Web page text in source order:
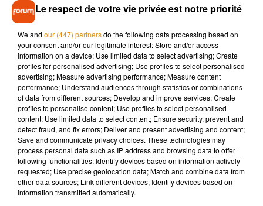
un saut a l'élastique �xÈ�xÈ�xÈ#FortBoyard
pic.twitter.com/NmyfSZrrq8
— sab c (@Babygirl971Sab)1 septembre 2018
On n’a pas dit à Tal que y’avait un élastique. Elle voulait
plonger tranquillou elle.#FortBoyard
pic.twitter.com/9BzySG9VgM
— Super Zappeur (@superzappeur)1 septembre 2018
Face à ce flot que moqueries, plutôt sympathiques, la
principale concernée a pris la parole sur son compte
Twitter. « J’ai eu un réflexechelou lolj’avais besoin de me
tenir à quelque chose.La sensation de tomber dans le vide
est vraiment HORRIBLE ! », s’est-elle défendue, plutôt
amusée par toutes ces réflexions.
Le respect de votre vie privée est notre priorité
We and our (447) partnersdo the following data processing based on
your consent and/or our legitimate interest: Store and/or access
information on a device; Use limited data to select advertising; Create
profiles for personalised advertising; Use profiles to select personalised
advertising; Measure advertising performance; Measure content
performance; Understand audiences through statistics or combinations
of data from different sources; Develop and improve services; Create
profiles to personalise content; Use profiles to select personalised
content; Use limited data to select content; Ensure security, prevent and
detect fraud, and fix errors; Deliver and present advertising and content;
Save and communicate privacy choices. These technologies may
process personal data such as IP address and browsing data to offer
following functionalities: Identify devices based on information actively
requested; Use precise geolocation data; Match and combine data from
other data sources; Link different devices; Identify devices based on
information transmitted automatically.